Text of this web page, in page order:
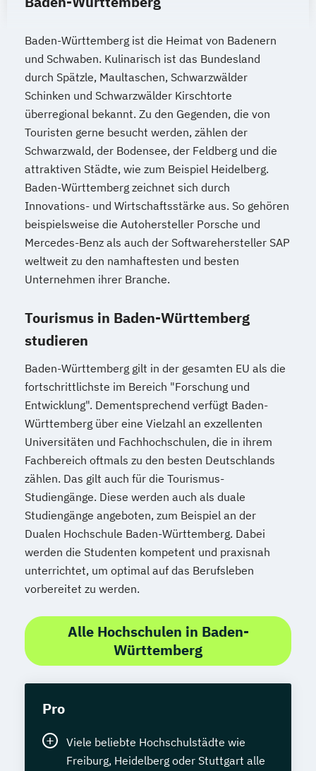
Baden-Württemberg ist die Heimat von Badenern
und Schwaben. Kulinarisch ist das Bundesland
durch Spätzle, Maultaschen, Schwarzwälder
Schinken und Schwarzwälder Kirschtorte
überregional bekannt. Zu den Gegenden, die von
Touristen gerne besucht werden, zählen der
Schwarzwald, der Bodensee, der Feldberg und die
attraktiven Städte, wie zum Beispiel Heidelberg.
Baden-Württemberg zeichnet sich durch
Innovations- und Wirtschaftsstärke aus. So gehören
beispielsweise die Autohersteller Porsche und
Mercedes-Benz als auch der Softwarehersteller SAP
weltweit zu den namhaftesten und besten
Unternehmen ihrer Branche.
Tourismus in Baden-Württemberg
studieren
Baden-Württemberg gilt in der gesamten EU als die
fortschrittlichste im Bereich "Forschung und
Entwicklung". Dementsprechend verfügt Baden-
Württemberg über eine Vielzahl an exzellenten
Universitäten und Fachhochschulen, die in ihrem
Fachbereich oftmals zu den besten Deutschlands
zählen. Das gilt auch für die Tourismus-
Studiengänge. Diese werden auch als duale
Studiengänge angeboten, zum Beispiel an der
Dualen Hochschule Baden-Württemberg. Dabei
werden die Studenten kompetent und praxisnah
unterrichtet, um optimal auf das Berufsleben
vorbereitet zu werden.
Alle Hochschulen in Baden-
Württemberg
Pro
Viele beliebte Hochschulstädte wie
Freiburg, Heidelberg oder Stuttgart alle